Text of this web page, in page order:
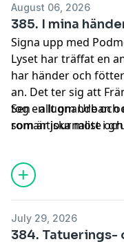
August 06, 2026
385. I mina
Signa upp med
Lyset har träffat en
har händer och
an. Det ter sig att
tog en lugnande och
som är journalist i
Sen - allt om Urban
romantiska möte och
July 29, 2026
384. Tatuerings-